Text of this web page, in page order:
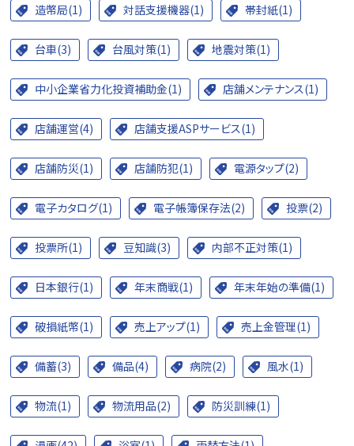
造幣局(1) 対話支援機器(1) 帯封紙(1)
台車(3) 台風対策(1) 地震対策(1)
中小企業省力化投資補助金(1) 店舗メンテナンス(1)
店舗運営(4) 店舗支援ASPサービス(1)
店舗防災(1) 店舗防犯(1) 電源タップ(2)
電子カタログ(1) 電子帳簿保存法(2) 投票(2)
投票所(1) 豆知識(3) 内部不正対策(1)
日本銀行(1) 年末商戦(1) 年末年始の準備(1)
破損紙幣(1) 売上アップ(1) 売上金管理(1)
備蓄(3) 備品(4) 病院(2) 風水(1)
物流(1) 物流用品(2) 防災訓練(1)